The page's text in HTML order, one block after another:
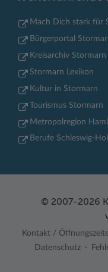
Mach Dich stark für
Bürgerportal
Kreisarchiv Stormarn
Stormarn Lexikon
Kultur in Stormarn
Tourismus Stormarn
Metropolregion
Berufe Schleswig-
© 2007-2026
Kontakt /
Datenschutz